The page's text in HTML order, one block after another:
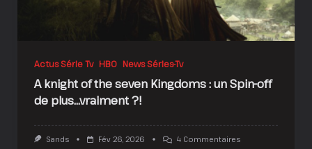
Actus Série Tv HBO News Séries-Tv
A knight of the seven Kingdoms : un Spin-off
de plus…vraiment ?!
Sands Fév 26, 2026 4 CommentairesSur